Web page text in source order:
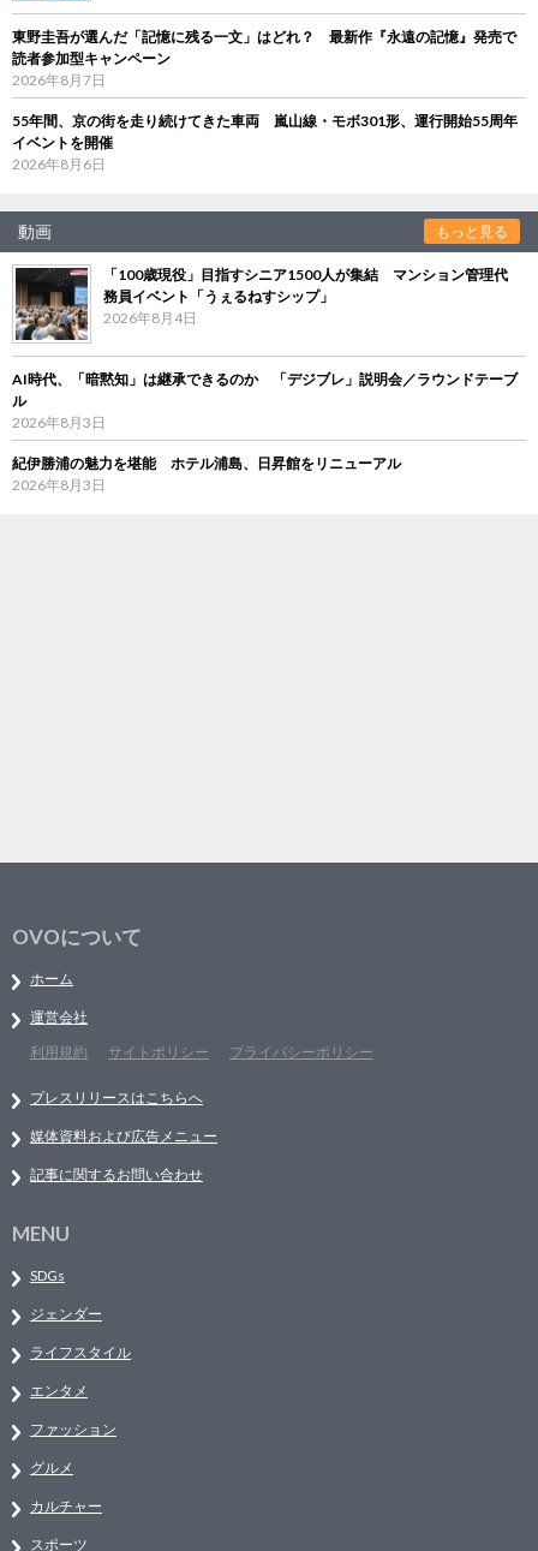
東野圭吾が選んだ「記憶に残る一文」はどれ？ 最新作『永遠の記憶』発売で
読者参加型キャンペーン
2026年8月7日
55年間、京の街を走り続けてきた車両 嵐山線・モボ301形、運行開始55周年
イベントを開催
2026年8月6日
動画 もっと見る
「100歳現役」目指すシニア1500人が集結 マンション管理代
務員イベント「うぇるねすシップ」
2026年8月4日
AI時代、「暗黙知」は継承できるのか 「デジブレ」説明会／ラウンドテーブ
ル
2026年8月3日
紀伊勝浦の魅力を堪能 ホテル浦島、日昇館をリニューアル
2026年8月3日
OVOについて
ホーム
運営会社
利用規約
サイトポリシー プライバシーポリシー
プレスリリースはこちらへ
媒体資料および広告メニュー
記事に関するお問い合わせ
MENU
SDGs
ジェンダー
ライフスタイル
エンタメ
ファッション
グルメ
カルチャー
スポーツ